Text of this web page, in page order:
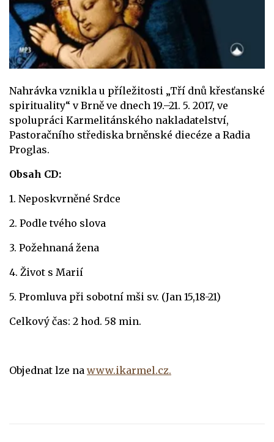
Nahrávka vznikla u příležitosti „Tří dnů křesťanské
spirituality“ v Brně ve dnech 19.–21. 5. 2017, ve
spolupráci Karmelitánského nakladatelství,
Pastoračního střediska brněnské diecéze a Radia
Proglas.
Obsah CD:
1. Neposkvrněné Srdce
2. Podle tvého slova
3. Požehnaná žena
4. Život s Marií
5. Promluva při sobotní mši sv. (Jan 15,18-21)
Celkový čas: 2 hod. 58 min.
Objednat lze na www.ikarmel.cz.